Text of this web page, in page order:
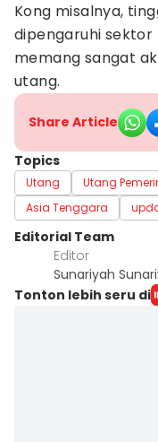
Kong misalnya,
dipengaruhi
memang sangat
utang.
Share Article
Topics
Utang Utang
Asia Tenggara
Editorial Team
Editor
Sunariyah
Tonton lebih seru di